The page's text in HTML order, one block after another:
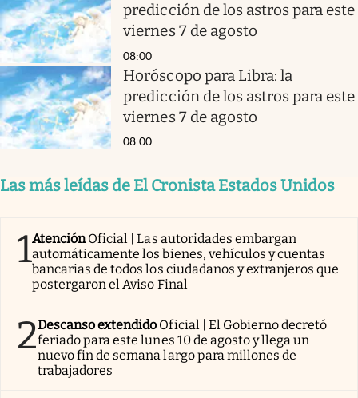
predicción de los astros para este
viernes 7 de agosto
08:00
Horóscopo para Libra: la
predicción de los astros para este
viernes 7 de agosto
08:00
Las más leídas de El Cronista Estados Unidos
1AtenciónOficial | Las autoridades embargan
automáticamente los bienes, vehículos y cuentas
bancarias de todos los ciudadanos y extranjeros que
postergaron el Aviso Final
2Descanso extendido Oficial | El Gobierno decretó
feriado para este lunes 10 de agosto y llega un
nuevo fin de semana largo para millones de
trabajadores